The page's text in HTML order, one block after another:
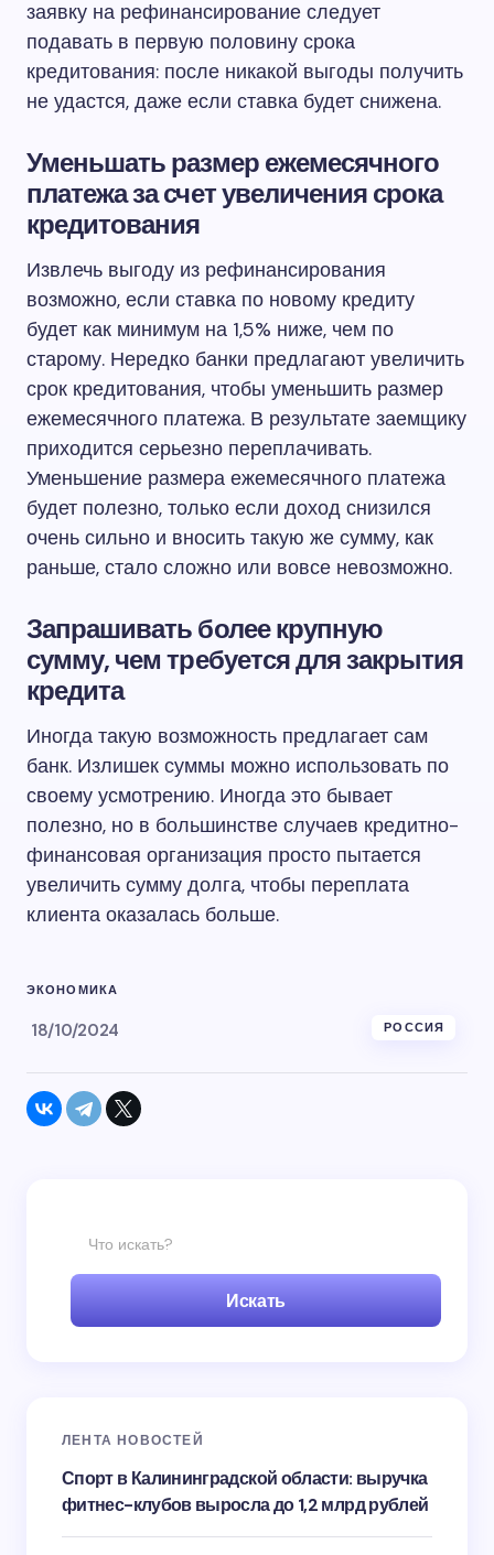
заявку на рефинансирование следует
подавать в первую половину срока
кредитования: после никакой выгоды получить
не удастся, даже если ставка будет снижена.
Уменьшать размер ежемесячного
платежа за счет увеличения срока
кредитования
Извлечь выгоду из рефинансирования
возможно, если ставка по новому кредиту
будет как минимум на 1,5% ниже, чем по
старому. Нередко банки предлагают увеличить
срок кредитования, чтобы уменьшить размер
ежемесячного платежа. В результате заемщику
приходится серьезно переплачивать.
Уменьшение размера ежемесячного платежа
будет полезно, только если доход снизился
очень сильно и вносить такую же сумму, как
раньше, стало сложно или вовсе невозможно.
Запрашивать более крупную
сумму, чем требуется для закрытия
кредита
Иногда такую возможность предлагает сам
банк. Излишек суммы можно использовать по
своему усмотрению. Иногда это бывает
полезно, но в большинстве случаев кредитно-
финансовая организация просто пытается
увеличить сумму долга, чтобы переплата
клиента оказалась больше.
ЭКОНОМИКА
18/10/2024 РОССИЯ
Искать
ЛЕНТА НОВОСТЕЙ
Спорт в Калининградской области: выручка
фитнес-клубов выросла до 1,2 млрд рублей